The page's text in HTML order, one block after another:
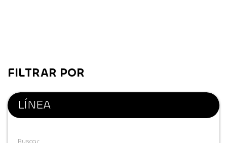
FILTRAR POR
LÍNEA